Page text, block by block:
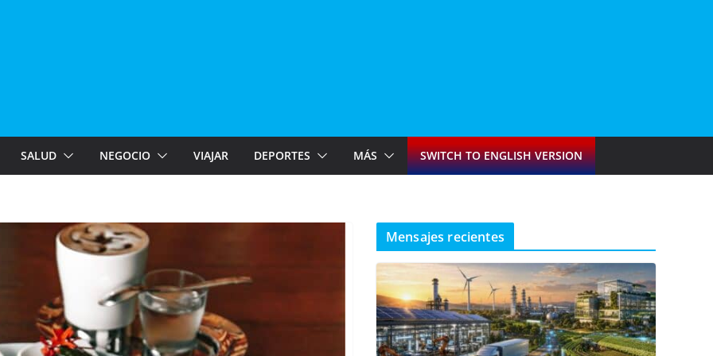
SALUD NEGOCIO VIAJAR DEPORTES MÁS SWITCH TO ENGLISH VERSION
Mensajes recientes